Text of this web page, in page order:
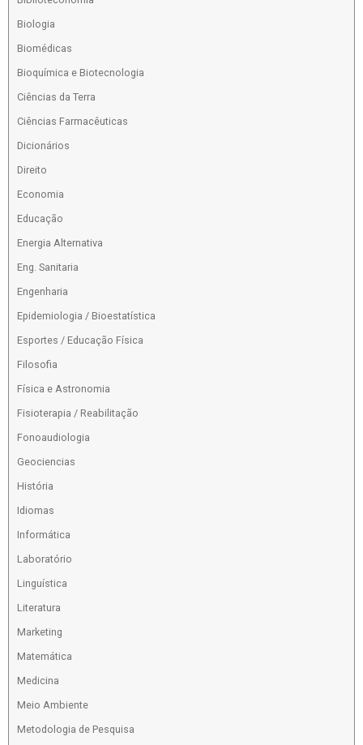
Biologia
Biomédicas
Bioquímica e Biotecnologia
Ciências da Terra
Ciências Farmacêuticas
Dicionários
Direito
Economia
Educação
Energia Alternativa
Eng. Sanitaria
Engenharia
Epidemiologia / Bioestatística
Esportes / Educação Física
Filosofia
Física e Astronomia
Fisioterapia / Reabilitação
Fonoaudiologia
Geociencias
História
Idiomas
Informática
Laboratório
Linguística
Literatura
Marketing
Matemática
Medicina
Meio Ambiente
Metodologia de Pesquisa